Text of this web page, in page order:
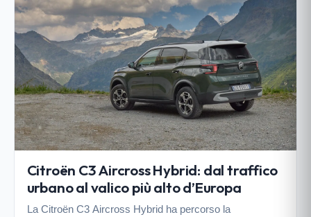
Citroën C3 Aircross Hybrid: dal traffico
urbano al valico più alto d’Europa
La Citroën C3 Aircross Hybrid ha percorso la